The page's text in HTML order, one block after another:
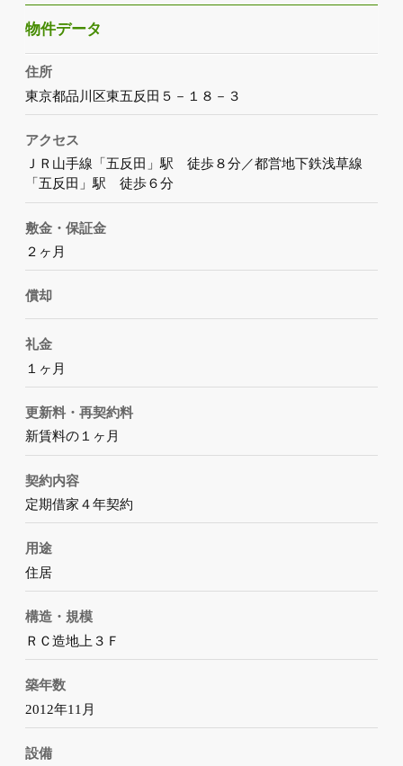
物件データ
住所
東京都品川区東五反田５－１８－３
アクセス
ＪＲ山手線「五反田」駅 徒歩８分／都営地下鉄浅草線
「五反田」駅 徒歩６分
敷金・保証金
２ヶ月
償却
礼金
１ヶ月
更新料・再契約料
新賃料の１ヶ月
契約内容
定期借家４年契約
用途
住居
構造・規模
ＲＣ造地上３Ｆ
築年数
2012年11月
設備